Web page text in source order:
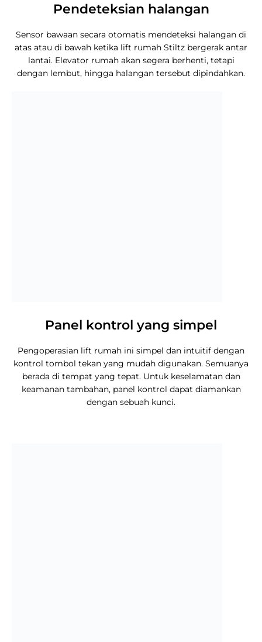
Pendeteksian halangan
Sensor bawaan secara otomatis mendeteksi halangan di
atas atau di bawah ketika lift rumah Stiltz bergerak antar
lantai. Elevator rumah akan segera berhenti, tetapi
dengan lembut, hingga halangan tersebut dipindahkan.
Panel kontrol yang simpel
Pengoperasian lift rumah ini simpel dan intuitif dengan
kontrol tombol tekan yang mudah digunakan. Semuanya
berada di tempat yang tepat. Untuk keselamatan dan
keamanan tambahan, panel kontrol dapat diamankan
dengan sebuah kunci.